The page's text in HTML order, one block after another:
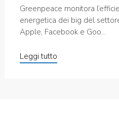
Greenpeace monitora
energetica dei big del
Apple, Facebook e Goo...
Leggi tutto